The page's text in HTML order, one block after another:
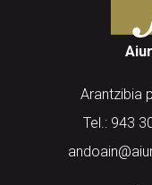
Arantzibia
Tel.: 943